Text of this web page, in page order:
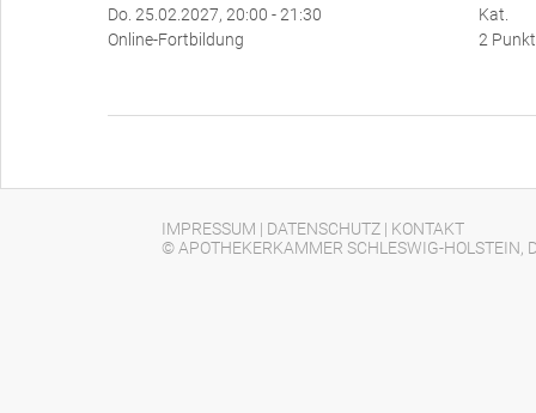
Do. 25.02.2027, 20:00 - 21:30
Online-Fortbildung
Kat.
2
IMPRESSUM | DATENSCHUTZ | KONTAKT
© APOTHEKERKAMMER SCHLESWIG-HOLSTEIN,